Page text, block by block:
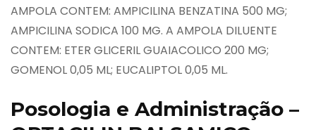
AMPOLA CONTEM: AMPICILINA BENZATINA 500 MG;
AMPICILINA SODICA 100 MG. A AMPOLA DILUENTE
CONTEM: ETER GLICERIL GUAIACOLICO 200 MG;
GOMENOL 0,05 ML; EUCALIPTOL 0,05 ML.
Posologia e Administração –